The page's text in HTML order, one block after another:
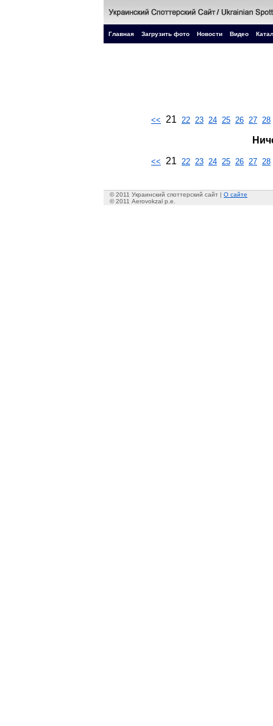
Главная Загрузить фото Новости Видео
<< 21 22 23 24 25 26 27 28
<< 21 22 23 24 25 26 27 28
© 2011 Украинский споттерский сайт | О сайте
© 2011 Aerovokzal p.e.